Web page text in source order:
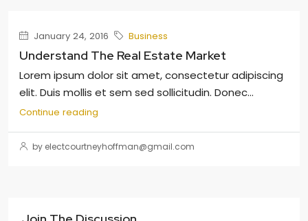
January 24, 2016 Business
Understand The Real Estate Market
Lorem ipsum dolor sit amet, consectetur adipiscing
elit. Duis mollis et sem sed sollicitudin. Donec...
Continue reading
by electcourtneyhoffman@gmail.com